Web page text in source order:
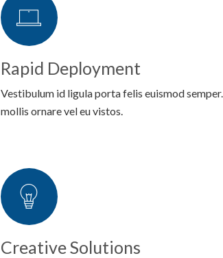
Rapid Deployment
Vestibulum id ligula porta felis euismod
mollis ornare vel eu vistos.
Creative Solutions